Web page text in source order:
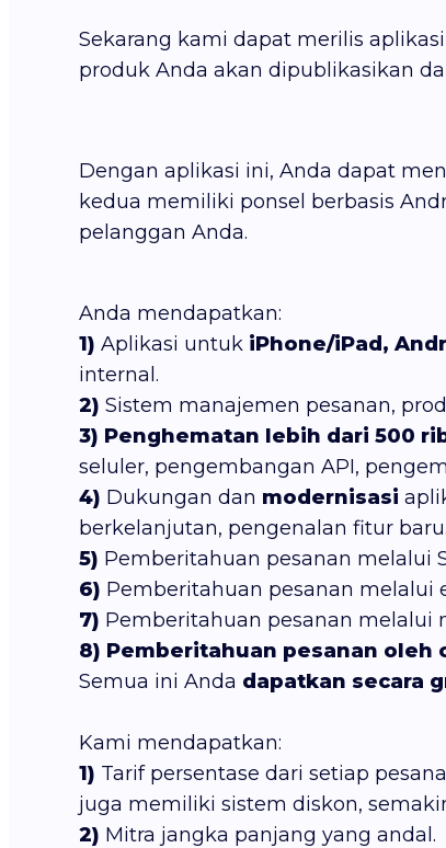
Sekarang kami dapat merilis
produk Anda akan dipublikasikan
Dengan aplikasi ini, Anda dapat
kedua memiliki ponsel berbasis
pelanggan Anda.
Anda mendapatkan:
1) Aplikasi untuk iPhone/iPad,
internal.
2) Sistem manajemen pesanan,
3) Penghematan lebih dari 500
seluler, pengembangan API,
4) Dukungan dan modernisasi
berkelanjutan, pengenalan fitur baru.
5) Pemberitahuan pesanan melalui
6) Pemberitahuan pesanan melalui
7) Pemberitahuan pesanan melalui
8) Pemberitahuan pesanan oleh
Semua ini Anda dapatkan secara
Kami mendapatkan:
1) Tarif persentase dari setiap
juga memiliki sistem diskon,
2) Mitra jangka panjang yang andal.